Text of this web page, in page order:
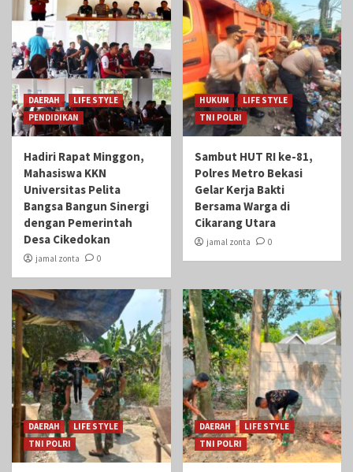
DAERAH
LIFE STYLE
PENDIDIKAN
Hadiri Rapat Minggon,
Mahasiswa KKN
Universitas Pelita
Bangsa Bangun Sinergi
dengan Pemerintah
Desa Cikedokan
jamal zonta 0
HUKUM
LIFE STYLE
TNI POLRI
Sambut HUT RI ke-81,
Polres Metro Bekasi
Gelar Kerja Bakti
Bersama Warga di
Cikarang Utara
jamal zonta 0
DAERAH
LIFE STYLE
TNI POLRI
DAERAH
LIFE STYLE
TNI POLRI